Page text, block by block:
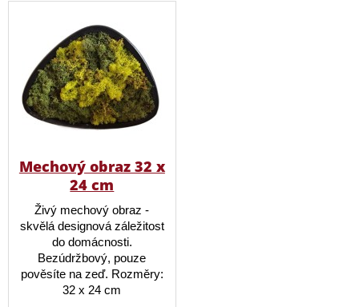
Mechový obraz 32 x
24 cm
Živý mechový obraz -
skvělá designová záležitost
do domácnosti.
Bezúdržbový, pouze
pověsíte na zeď. Rozměry:
32 x 24 cm